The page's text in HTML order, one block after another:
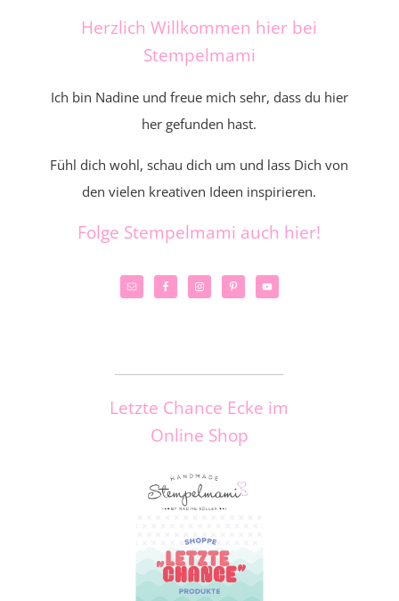
Herzlich Willkommen hier bei
Stempelmami
Ich bin Nadine und freue mich sehr, dass du hier
her gefunden hast.
Fühl dich wohl, schau dich um und lass Dich von
den vielen kreativen Ideen inspirieren.
Folge Stempelmami auch hier!
Letzte Chance Ecke im
Online Shop